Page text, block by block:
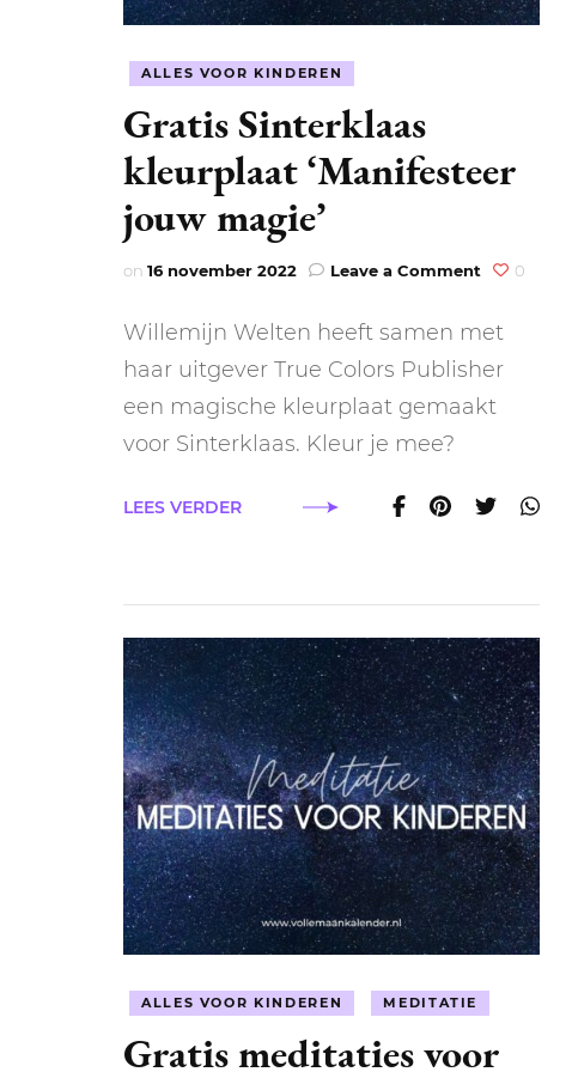
ALLES VOOR KINDEREN
Gratis Sinterklaas
kleurplaat ‘Manifesteer
jouw magie’
on 16 november 2022 Leave a Commenton
kleurplaat
‘Manifesteer
magie’
0
Willemijn Welten heeft samen met
haar uitgever True Colors Publisher
een magische kleurplaat gemaakt
voor Sinterklaas. Kleur je mee?
LEES VERDER
ALLES VOOR KINDEREN MEDITATIE
Gratis meditaties voor